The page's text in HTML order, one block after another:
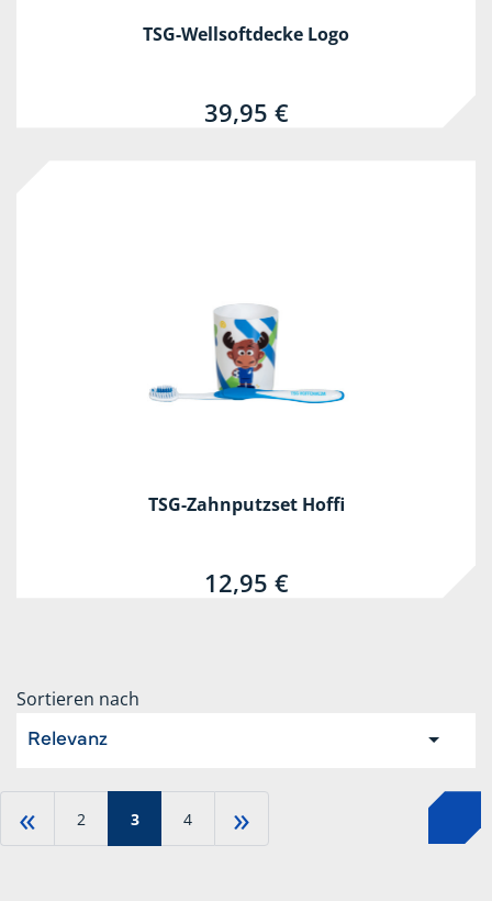
TSG-Wellsoftdecke Logo
39,95 €
TSG-Zahnputzset Hoffi
12,95 €
Sortieren nach
Relevanz
« 2 3 4 »